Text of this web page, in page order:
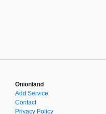
Onionland
Add Service
Contact
Privacy Policy